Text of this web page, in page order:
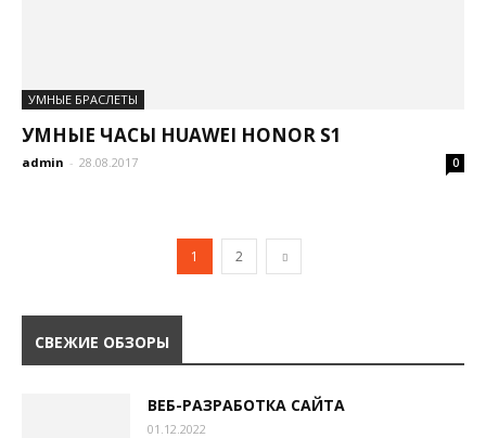
УМНЫЕ БРАСЛЕТЫ
УМНЫЕ ЧАСЫ HUAWEI HONOR S1
admin - 28.08.2017 0
1 2
СВЕЖИЕ ОБЗОРЫ
ВЕБ-РАЗРАБОТКА САЙТА
01.12.2022